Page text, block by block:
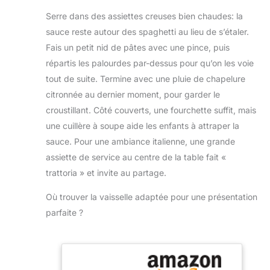
fondues ou de la
viande grillée, cela
peut vous aider
beaucoup en
cuisine.
【PINCETTES
MULTIFONCTIONS】
Nos pince cuisine
sont le gadget de
cuisine idéal et
conviennent
également aux
tels que la cuisine, la
assiettes et le retrait
des bouteilles, grâce
à leur conception à
tête droite et leur
effort des aliments
et un nettoyage
facile. Sans PFOA,
PFOS, nickel,
cadmium ni plomb
pour une cuisine
plus saine, sans
aucun compromis
sur la performance.
acier inoxydable –
Le fond, fusionné
avec l'aluminium
unité sans jointure
particulièrement
Plat)
de la chaleur et
permet d’obtenir les
arômes intenses de
la cuisine asiatique
professionnelle.
NATURELLEMENT
SANS PFAS ET
revêtement
chimique. Au fil des
utilisations, le wok
développe une
améliore
progressivement
ses propriétés
unique aux
aliments.
FOND
Serre dans des assiettes creuses bien chaudes: la
sauce reste autour des spaghetti au lieu de s’étaler.
Fais un petit nid de pâtes avec une pince, puis
répartis les palourdes par-dessus pour qu’on les voie
tout de suite. Termine avec une pluie de chapelure
citronnée au dernier moment, pour garder le
croustillant. Côté couverts, une fourchette suffit, mais
une cuillère à soupe aide les enfants à attraper la
sauce. Pour une ambiance italienne, une grande
assiette de service au centre de la table fait «
trattoria » et invite au partage.
Où trouver la vaisselle adaptée pour une présentation
parfaite ?